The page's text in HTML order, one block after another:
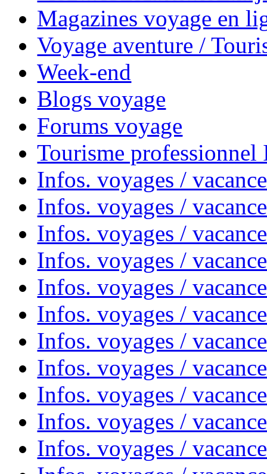
Magazines voyage en
Voyage aventure /
Week-end
Blogs voyage
Forums voyage
Tourisme
Infos. voyages /
Infos. voyages /
Infos. voyages /
Infos. voyages /
Infos. voyages /
Infos. voyages /
Infos. voyages /
Infos. voyages /
Infos. voyages /
Infos. voyages /
Infos. voyages /